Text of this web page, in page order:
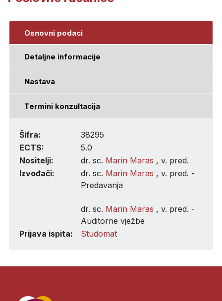
Osnovni podaci
Detaljne informacije
Nastava
Termini konzultacija
Šifra:
38295
ECTS:
5.0
Nositelji:
dr. sc. Marin Maras , v. pred.
Izvođači:
dr. sc. Marin Maras , v. pred. -
Predavanja
dr. sc. Marin Maras , v. pred. -
Auditorne vježbe
Prijava ispita:
Studomat